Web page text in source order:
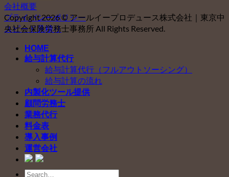
会社概要
プライバシーポリシー
スピード見積り
Copyright 2026 © アールイープロデュース株式会社｜東京中
央社会保険労務士事務所 All Rights Reserved.
HOME
給与計算代行
給与計算代行（フルアウトソーシング）
給与計算の流れ
内製化ツール提供
顧問労務士
業務代行
料金表
導入事例
運営会社